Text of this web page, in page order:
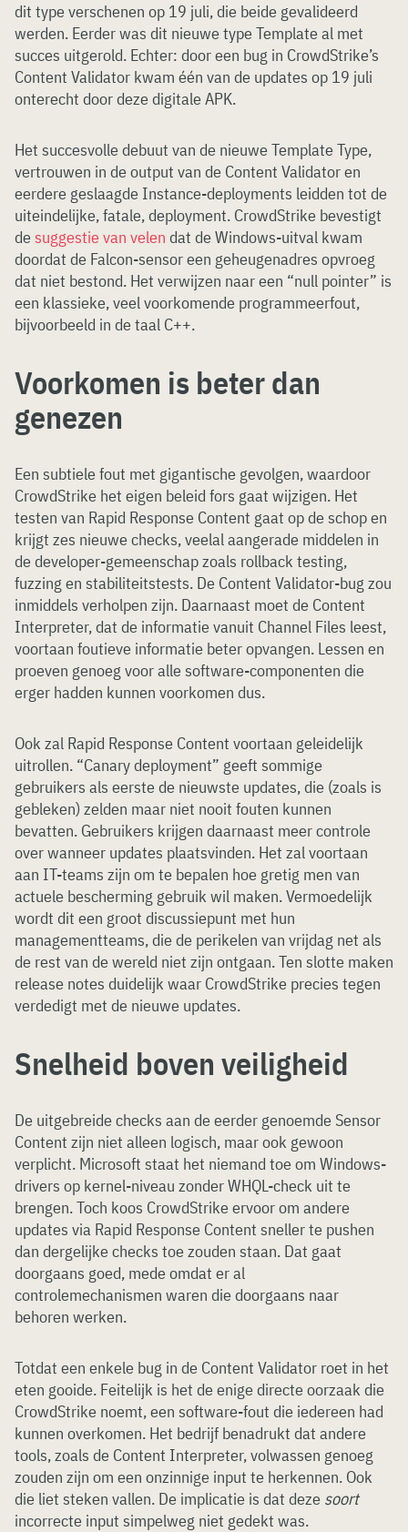
dit type verschenen op 19 juli, die beide gevalideerd
werden. Eerder was dit nieuwe type Template al met
succes uitgerold. Echter: door een bug in CrowdStrike’s
Content Validator kwam één van de updates op 19 juli
onterecht door deze digitale APK.
Het succesvolle debuut van de nieuwe Template Type,
vertrouwen in de output van de Content Validator en
eerdere geslaagde Instance-deployments leidden tot de
uiteindelijke, fatale, deployment. CrowdStrike bevestigt
desuggestie van velen dat de Windows-uitval kwam
doordat de Falcon-sensor een geheugenadres opvroeg
dat niet bestond. Het verwijzen naar een “null pointer” is
een klassieke, veel voorkomende programmeerfout,
bijvoorbeeld in de taal C++.
Voorkomen is beter dan
genezen
Een subtiele fout met gigantische gevolgen, waardoor
CrowdStrike het eigen beleid fors gaat wijzigen. Het
testen van Rapid Response Content gaat op de schop en
krijgt zes nieuwe checks, veelal aangerade middelen in
de developer-gemeenschap zoals rollback testing,
fuzzing en stabiliteitstests. De Content Validator-bug zou
inmiddels verholpen zijn. Daarnaast moet de Content
Interpreter, dat de informatie vanuit Channel Files leest,
voortaan foutieve informatie beter opvangen. Lessen en
proeven genoeg voor alle software-componenten die
erger hadden kunnen voorkomen dus.
Ook zal Rapid Response Content voortaan geleidelijk
uitrollen. “Canary deployment” geeft sommige
gebruikers als eerste de nieuwste updates, die (zoals is
gebleken) zelden maar niet nooit fouten kunnen
bevatten. Gebruikers krijgen daarnaast meer controle
over wanneer updates plaatsvinden. Het zal voortaan
aan IT-teams zijn om te bepalen hoe gretig men van
actuele bescherming gebruik wil maken. Vermoedelijk
wordt dit een groot discussiepunt met hun
managementteams, die de perikelen van vrijdag net als
de rest van de wereld niet zijn ontgaan. Ten slotte maken
release notes duidelijk waar CrowdStrike precies tegen
verdedigt met de nieuwe updates.
Snelheid boven veiligheid
De uitgebreide checks aan de eerder genoemde Sensor
Content zijn niet alleen logisch, maar ook gewoon
verplicht. Microsoft staat het niemand toe om Windows-
drivers op kernel-niveau zonder WHQL-check uit te
brengen. Toch koos CrowdStrike ervoor om andere
updates via Rapid Response Content sneller te pushen
dan dergelijke checks toe zouden staan. Dat gaat
doorgaans goed, mede omdat er al
controlemechanismen waren die doorgaans naar
behoren werken.
Totdat een enkele bug in de Content Validator roet in het
eten gooide. Feitelijk is het de enige directe oorzaak die
CrowdStrike noemt, een software-fout die iedereen had
kunnen overkomen. Het bedrijf benadrukt dat andere
tools, zoals de Content Interpreter, volwassen genoeg
zouden zijn om een onzinnige input te herkennen. Ook
die liet steken vallen. De implicatie is dat deze soort
incorrecte input simpelweg niet gedekt was.